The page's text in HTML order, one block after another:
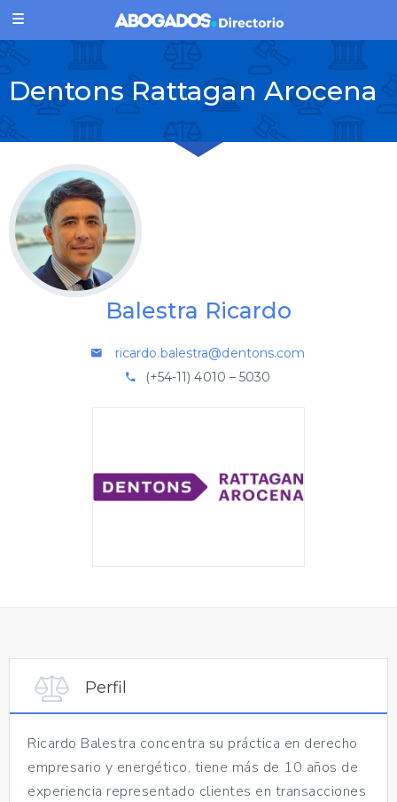
Dentons Rattagan Arocena
Balestra Ricardo
ricardo.balestra@dentons.com
(+54-11) 4010 – 5030
Perfil
Ricardo Balestra concentra su práctica en derecho
empresario y energético, tiene más de 10 años de
experiencia representado clientes en transacciones